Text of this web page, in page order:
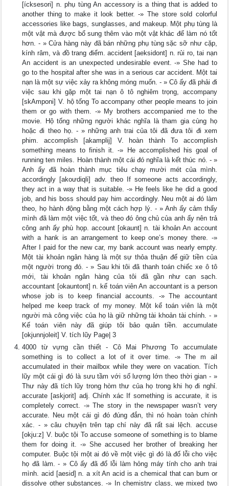
[ícksesori] n. phụ tùng An accessory is a thing that is added to
another thing to make it look better. -» The store sold colorful
accessories like bags, sunglasses, and makeup. Một phụ tùng là
một vật mà được bổ sung thêm vào một vật khác để làm nó tốt
hơn. - » Cửa hàng này đã bán những phụ tùng sặc sỡ như cặp,
kính râm, và đồ trang điểm. accident [aeksidont] n. rủi ro, tai nạn
An accident is an unexpected undesirable event. -» She had to
go to the hospital after she was in a serious car accident. Một tai
nạn là một sự việc xảy ra không móng muốn. - » Cô ấy đã phải đi
việc sau khi gặp một tai nạn ô tô nghiêm trọng, accompany
[skAmponi] V. hộ tống To accompany other people means to join
them or go with them. -» My brothers accompanied me to the
movie. Hộ tống những người khác nghĩa là tham gia cùng họ
hoặc đi theo họ. - » những anh trai của tôi đã đưa tôi đi xem
phim. accomplish [akamplij] V. hoàn thành To accomplish
something means to finish it. -» He accomplished his goal of
running ten miles. Hoàn thành một cái đó nghĩa là kết thúc nó. - »
Anh ấy đã hoàn thành mục tiêu chạy mười mét của mình.
accordingly [akoưdiqli] adv. theo If someone acts accordingly,
they act in a way that is suitable. -» He feels like he did a good
job, and his boss should pay him accordingly. Neu một ai đó làm
theo, họ hành động bằng một cách hợp lý. - » Anh ấy cảm thấy
mình đã làm một việc tốt, và theo đó ông chủ của anh ấy nên trả
công anh ấy phù họp. account [okaunt] n. tài khoản An account
with a hank is an arrangement to keep one’s money there. -»
After I paid for the new car, my bank account was nearly empty.
Một tài khoản ngân hàng là một sự thỏa thuận đế giữ tiền của
một người trong đó. - » Sau khi tôi đã thanh toán chiếc xe ô tô
mới, tài khoản ngân hàng của tôi đã gần như cạn sạch.
accountant [okauntont] n. kế toán viên An accountant is a person
whose job is to keep financial accounts. -» The accountant
helped me keep track of my money. Một kể toán viên là một
người mà công việc của họ là giữ những tài khoản tài chính. - »
Kế toán viên này đã giúp tôi bảo quản tiền. accumulate
[okjunnjoleit] V. tích lũy Page| 3
4000 từ vựng cần thiết - Cô Mai Phương To accumulate
something is to collect a lot of it over time. -» The m ail
accumulated in their mailbox while they were on vacation. Tích
lũy một cái gì đó là sưu tầm với số lượng lớn theo thời gian - »
Thư này đã tích lũy trong hòm thư của họ trong khi họ đi nghỉ.
accurate [askjorit] adj. Chính xác If something is accurate, it is
completely correct. -» The story in the newspaper wasn’t very
accurate. Neu một cái gì đó đúng đắn, thì nó hoàn toàn chính
xác. - » câu chuyện trên tạp chí này đã rất sai lệch. accuse
[okju:z] V. buộc tội To accuse someone of something is to blame
them for doing it. -» She accused her brother of breaking her
computer. Buộc tội một ai đó về một việc gì đó là đố lỗi cho việc
họ đã làm. - » Cô ấy đã đổ lỗi làm hỏng máy tính cho anh trai
mình. acid [aesid] n. a xít An acid is a chemical that can bum or
dissolve other substances. -» In chemistry class, we mixed two